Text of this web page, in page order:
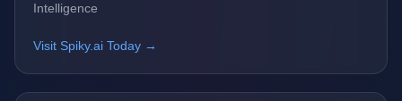
Intelligence
Visit Spiky.ai Today →